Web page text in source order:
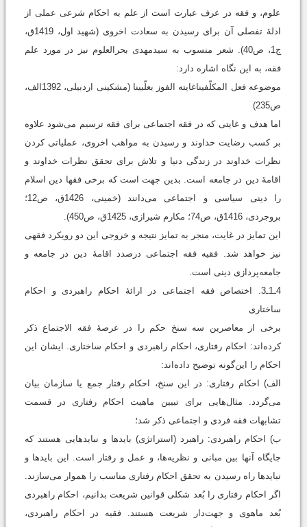
علوم، و فقه در عرف عبارت است از علم به احکام شرعی عملی از
ادلۀ تفصلی آن برای رسیدن به سعادت اخروی (شهید اول، 1419ق،
ج1، ص40). شعر منسوب به سیدمهدی بحرالعلوم نیز در مورد علم
فقه، به این نگاه اشاره دارد:
موضوعه فعل المکلّفیناغایته الفوز بعلّیینا (مشکینی اردبیلی، 1392الف،
ص235)
اما هدف و غایتی که در فقه اجتماعی برای فقه ترسیم می‌شود علاوه
بر کسب رضایت خداوند و رسیدن به مواهب اخروی، عملیاتی کردن
نظرات خداوند در زندگی دنیا و تلاش برای تحقق نظرات خداوند و
اقامۀ دین در جامعه است. بدین جهت است که برخی فقها دین اسلام
را دینی سیاسی و اجتماعی می‌دانند (خمینی، 1426ق، ص12؛
بروجردی، 1416ق، ص74؛ مکارم شیرازی، 1425ق، ص450).
این تمایز در غایت، منجر به تمایز نتیجه و خروجی این دو رویکرد فقهی
نیز خواهد شد. فقیه فقه اجتماعی درصدد اقامۀ دین در جامعه و
جامعه‌پردازی دینی است.
4ـ1ـ3. اختصاص فقه اجتماعی در ارائۀ احکام راهبردی و احکام
ساختاری
برخی از معاصرین سه سنخ حکم را در عرصۀ فقه الاجتماع ذکر
کرده‌اند: احکام رفتاری، احکام راهبردی و احکام ساختاری. ایشان این
احکام را این‌گونه توضیح داده‌اند:
الف) احکام رفتاری: در این سنخ، احکام رفتار جمع یا سازمان بیان
می‌گردد. مثال‌هایی برای تبیین ماهیت احکام رفتاری در قسمت
تشابهات فقه فردی و اجتماعی ذکر شد؛
ب) احکام راهبردی: راهبرد (استراتژی) بایدها و نبایدهایی هستند که
جایگاه آنها بین مبانی و نظریه‌ها، و عمل و رفتار است. این بایدها و
نبایدها راه رسیدن به تحقق احکام رفتاری مناسب را هموار می‌سازند.
اگر احکام رفتاری را بُعد شکلی قوانین شریعت بدانیم، احکام راهبردی
بُعد ماهوی و جهت‌دار شریعت هستند. فقیه در احکام راهبردی،